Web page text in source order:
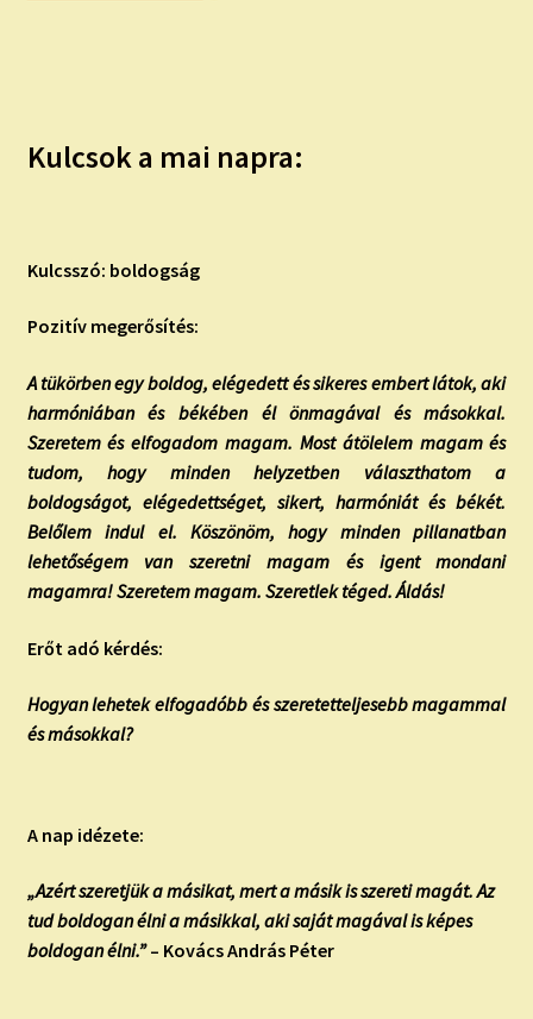
Kulcsok a mai napra:
Kulcsszó: boldogság
Pozitív megerősítés:
A tükörben egy boldog, elégedett és sikeres embert látok, aki
harmóniában és békében él önmagával és másokkal.
Szeretem és elfogadom magam. Most átölelem magam és
tudom, hogy minden helyzetben választhatom a
boldogságot, elégedettséget, sikert, harmóniát és békét.
Belőlem indul el. Köszönöm, hogy minden pillanatban
lehetőségem van szeretni magam és igent mondani
magamra! Szeretem magam. Szeretlek téged. Áldás!
Erőt adó kérdés:
Hogyan lehetek elfogadóbb és szeretetteljesebb magammal
és másokkal?
A nap idézete:
„Azért szeretjük a másikat, mert a másik is szereti magát. Az
tud boldogan élni a másikkal, aki saját magával is képes
boldogan élni.” – Kovács András Péter